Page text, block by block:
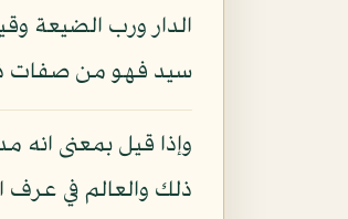
الدار ورب الضيعة
سيد فهو من صفات
وإذا قيل بمعنى
ذلك والعالم في عرف